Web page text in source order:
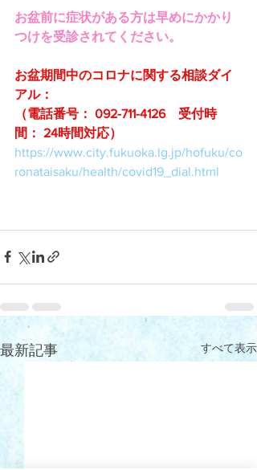
お盆前に症状がある方は早めにかかり
つけを受診されてください。
お盆期間中のコロナに関する相談ダイ
アル：
（電話番号： 092-711-4126　受付時
間： 24時間対応）
https://www.city.fukuoka.lg.jp/hofuku/co
ronataisaku/health/covid19_dial.html
最新記事 すべて表示